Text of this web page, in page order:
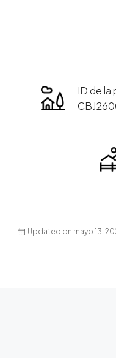
ID de la
Updated on mayo 13,